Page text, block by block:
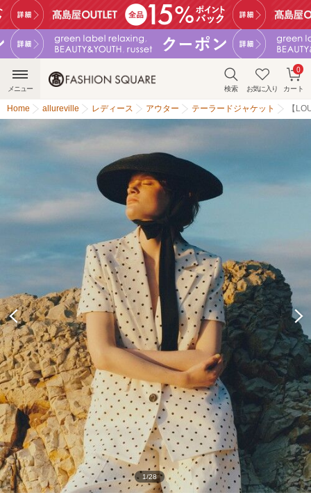
検索 お気に入り カート
0
メニュー
Home allureville レディース アウター テーラードジャケット 【
1/28